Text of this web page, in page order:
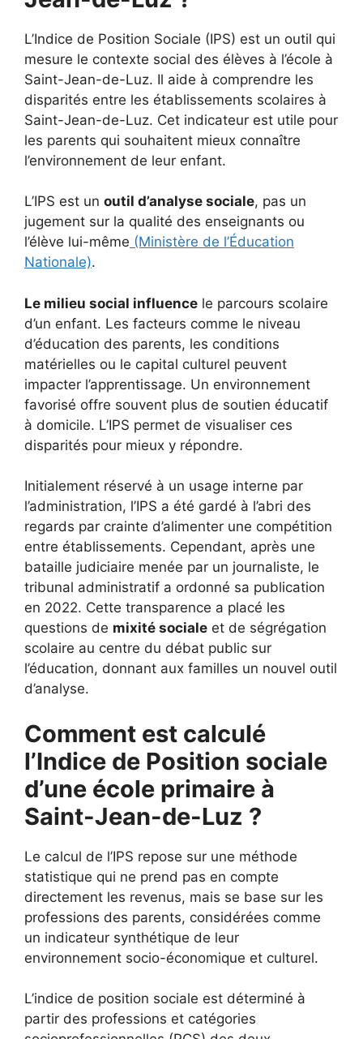
L’Indice de Position Sociale (IPS) est un outil qui
mesure le contexte social des élèves à l’école à
Saint-Jean-de-Luz. Il aide à comprendre les
disparités entre les établissements scolaires à
Saint-Jean-de-Luz. Cet indicateur est utile pour
les parents qui souhaitent mieux connaître
l’environnement de leur enfant.
L’IPS est un outil d’analyse sociale, pas un
jugement sur la qualité des enseignants ou
l’élève lui-même (Ministère de l’Éducation
Nationale).
Le milieu social influence le parcours scolaire
d’un enfant. Les facteurs comme le niveau
d’éducation des parents, les conditions
matérielles ou le capital culturel peuvent
impacter l’apprentissage. Un environnement
favorisé offre souvent plus de soutien éducatif
à domicile. L’IPS permet de visualiser ces
disparités pour mieux y répondre.
Initialement réservé à un usage interne par
l’administration, l’IPS a été gardé à l’abri des
regards par crainte d’alimenter une compétition
entre établissements. Cependant, après une
bataille judiciaire menée par un journaliste, le
tribunal administratif a ordonné sa publication
en 2022. Cette transparence a placé les
questions de mixité sociale et de ségrégation
scolaire au centre du débat public sur
l’éducation, donnant aux familles un nouvel outil
d’analyse.
Comment est calculé
l’Indice de Position sociale
d’une école primaire à
Saint-Jean-de-Luz ?
Le calcul de l’IPS repose sur une méthode
statistique qui ne prend pas en compte
directement les revenus, mais se base sur les
professions des parents, considérées comme
un indicateur synthétique de leur
environnement socio-économique et culturel.
L’indice de position sociale est déterminé à
partir des professions et catégories